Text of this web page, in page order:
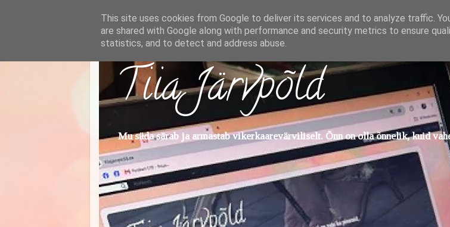
Tiia Järvpõld
Mu süda särab ja armastab vikerkaarevärviliselt. Õnn on olla õnnelik, kuid
This site uses cookies from Google to deliver its services and to analyze traffic.
are shared with Google along with performance and security metrics to ensure
statistics, and to detect and address abuse.